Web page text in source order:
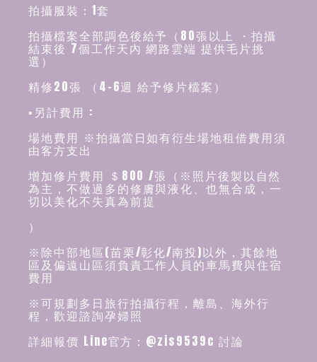
拍攝服裝：1套
拍攝檔案全部調色後給予（80張以上 ・拍攝
結束後 7個工作天內 網路雲端 提供毛片挑
選）
精修20張 （4-6週 給予修片檔案）
▪️另計費用 :
場地費用 ※拍攝當日如有衍生場地租借費用須
由客方支出
增加修片費用 ＄800 /張（※照片後製以自然
為主，不做過多的修膚與液化、也無合成，一
切以美化不失真為前提
）
※除中部地區(苗栗/彰化/南投)以外，其餘地
區及偏遠山區須負責工作人員的車馬費與住宿
費用
※可規劃多日旅行拍攝行程，離島、海外行
程，歡迎諮詢孕婦照
詳細報價 Line官方：@zis9539c 討論